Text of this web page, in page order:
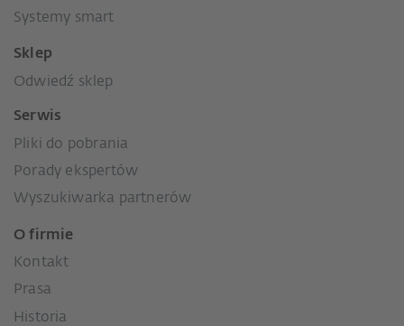
Systemy smart
Sklep
Odwiedź sklep
Serwis
Pliki do pobrania
Porady ekspertów
Wyszukiwarka partnerów
O firmie
Kontakt
Prasa
Historia